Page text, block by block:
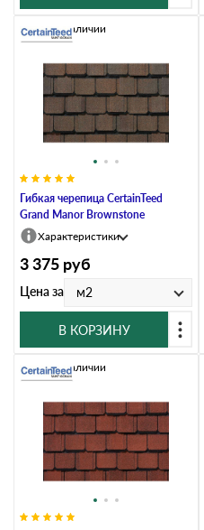
Гибкая черепица CertainTeed
Grand Manor Brownstone
Нет в наличии
Характеристики
3 375 руб
Цена за м2
В КОРЗИНУ
Нет в наличии